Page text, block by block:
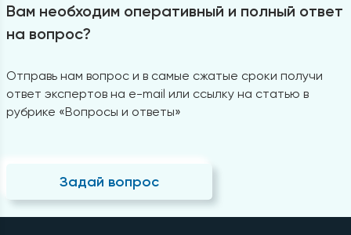
Вам необходим оперативный и полный ответ
на вопрос?
Отправь нам вопрос и в самые сжатые сроки получи
ответ экспертов на e-mail или ссылку на статью в
рубрике «Вопросы и ответы»
Задай вопрос